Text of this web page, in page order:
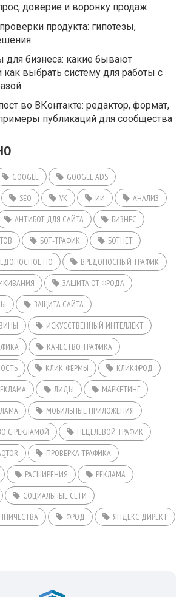
доверие и воронку продаж
продукта: гипотезы,
для бизнеса: какие бывают
выбрать систему для работы с
во ВКонтакте: редактор, формат,
публикаций для сообщества
GOOGLE
GOOGLE ADS
SEO VK ИИ
АНАЛИЗ
АНТИБОТ ДЛЯ САЙТА
БИЗНЕС
БОТ-ТРАФИК
БОТНЕТ
ПО
ВРЕДОНОСНЫЙ ТРАФИК
ЗАЩИТА ОТ ФРОДА
ЗАЩИТА САЙТА
ИСКУССТВЕННЫЙ ИНТЕЛЛЕКТ
КАЧЕСТВО ТРАФИКА
КЛИК-ФЕРМЫ
КЛИКФРОД
ЛИДЫ
МАРКЕТИНГ
МОБИЛЬНЫЕ ПРИЛОЖЕНИЯ
С РЕКЛАМОЙ
НЕЦЕЛЕВОЙ ТРАФИК
ПРОВЕРКА ТРАФИКА
РАСШИРЕНИЯ
РЕКЛАМА
СОЦИАЛЬНЫЕ СЕТИ
ФРОД ЯНДЕКС ДИРЕКТ